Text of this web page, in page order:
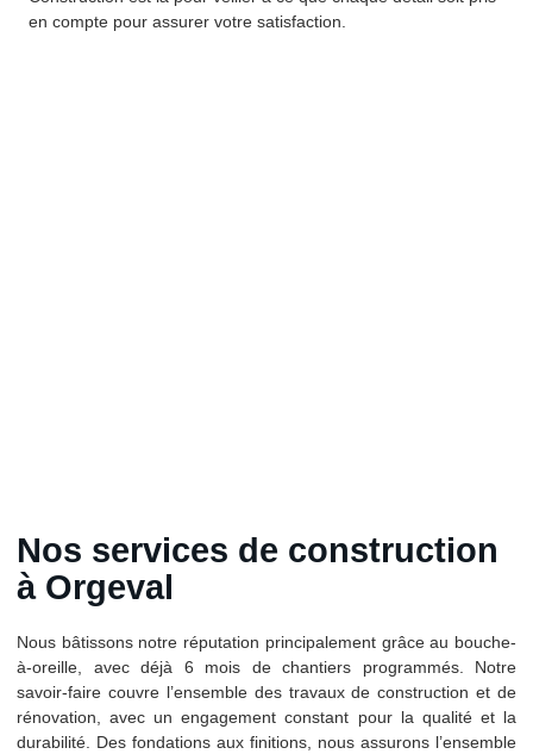
en compte pour assurer votre satisfaction.
Nos services de construction
à Orgeval
Nous bâtissons notre réputation principalement grâce au bouche-
à-oreille, avec déjà 6 mois de chantiers programmés. Notre
savoir-faire couvre l’ensemble des travaux de construction et de
rénovation, avec un engagement constant pour la qualité et la
durabilité. Des fondations aux finitions, nous assurons l’ensemble